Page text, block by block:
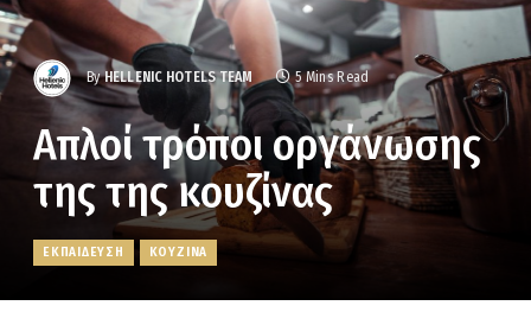
By HELLENIC HOTELS TEAM 5 Mins Read
Απλοί τρόποι οργάνωσης
της της κουζίνας
ΕΚΠΑΙΔΕΥΣΗ ΚΟΥΖΙΝΑ